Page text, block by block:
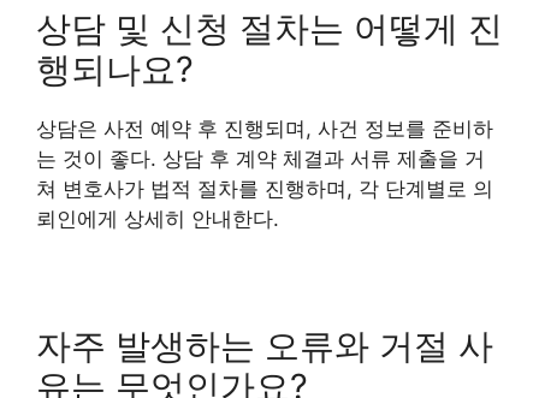
상담 및 신청 절차는 어떻게 진
행되나요?
상담은 사전 예약 후 진행되며, 사건 정보를 준비하
는 것이 좋다. 상담 후 계약 체결과 서류 제출을 거
쳐 변호사가 법적 절차를 진행하며, 각 단계별로 의
뢰인에게 상세히 안내한다.
자주 발생하는 오류와 거절 사
유는 무엇인가요?